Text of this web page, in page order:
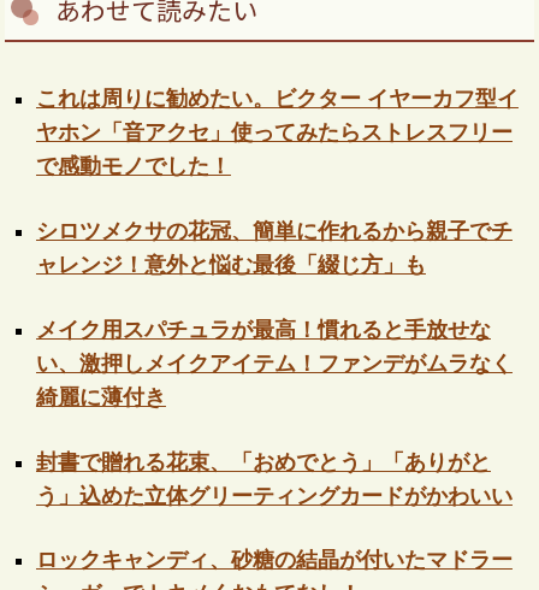
あわせて読みたい
これは周りに勧めたい。ビクター イヤーカフ型イ
ヤホン「音アクセ」使ってみたらストレスフリー
で感動モノでした！
シロツメクサの花冠、簡単に作れるから親子でチ
ャレンジ！意外と悩む最後「綴じ方」も
メイク用スパチュラが最高！慣れると手放せな
い、激押しメイクアイテム！ファンデがムラなく
綺麗に薄付き
封書で贈れる花束、「おめでとう」「ありがと
う」込めた立体グリーティングカードがかわいい
ロックキャンディ、砂糖の結晶が付いたマドラー